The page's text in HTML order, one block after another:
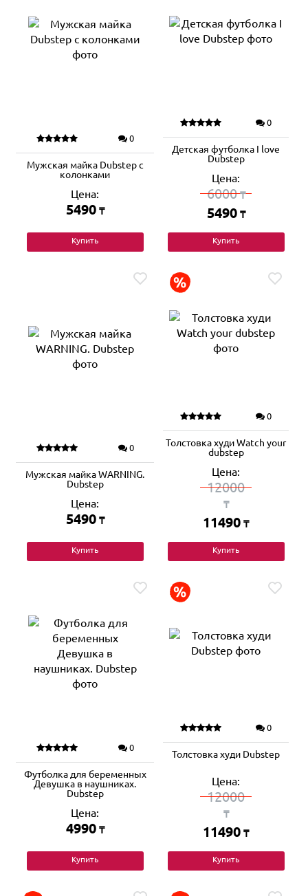
0
Мужская майка Dubstep с
колонками
Цена:
5490 ₸
Купить
0
Детская футболка I love
Dubstep
Цена:
6000₸
5490 ₸
Купить
0
Мужская майка WARNING.
Dubstep
Цена:
5490 ₸
Купить
0
Толстовка худи Watch your
dubstep
Цена:
12000
₸
11490 ₸
Купить
0
Футболка для беременных
Девушка в наушниках.
Dubstep
Цена:
4990 ₸
Купить
0
Толстовка худи Dubstep
Цена:
12000
₸
11490 ₸
Купить